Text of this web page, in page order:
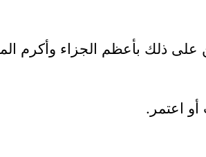
على ذلك بأعظم الجزاء وأكرم
اعتمر.